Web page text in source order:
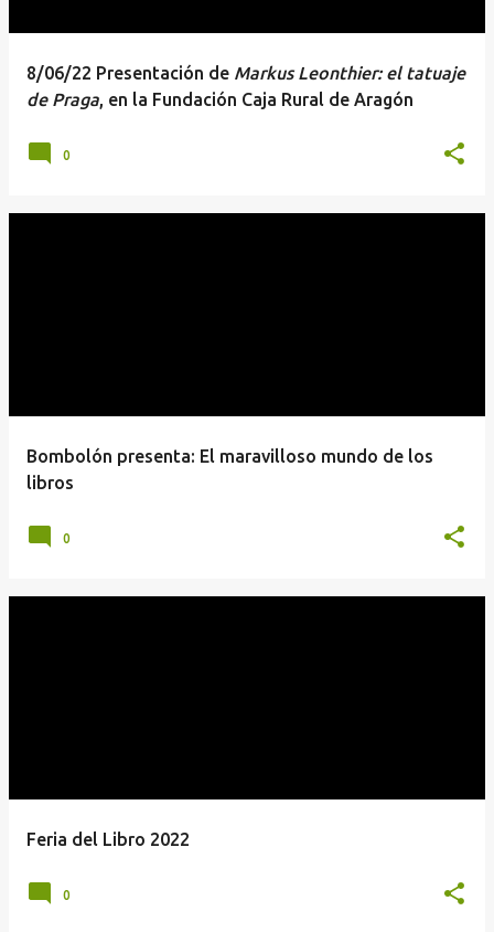
8/06/22 Presentación de Markus Leonthier: el tatuaje
de Praga, en la Fundación Caja Rural de Aragón
0
Bombolón presenta: El maravilloso mundo de los
libros
0
Feria del Libro 2022
0